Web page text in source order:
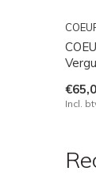
Incl.